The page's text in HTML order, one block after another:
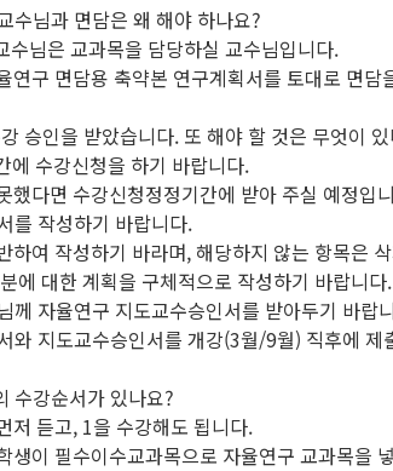
수님과 면담은 왜 해야 하나요?
수님은 교과목을 담당하실 교수님입니다.
연구 면담용 축약본 연구계획서를 토대로 면
승인을 받았습니다. 또 해야 할 것은 무엇이
수강신청을 하기 바랍니다.
했다면 수강신청정정기간에 받아 주실 예정입
를 작성하기 바랍니다.
하여 작성하기 바라며, 해당하지 않는 항목은
에 대한 계획을 구체적으로 작성하기 바랍니다.
자율연구 지도교수승인서를 받아두기 바랍
지도교수승인서를 개강(3월/9월) 직후에 제
수강순서가 있나요?
저 듣고, 1을 수강해도 됩니다.
생이 필수이수교과목으로 자율연구 교과목을